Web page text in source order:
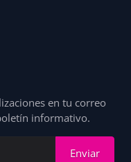
en tu correo
informativo.
Enviar